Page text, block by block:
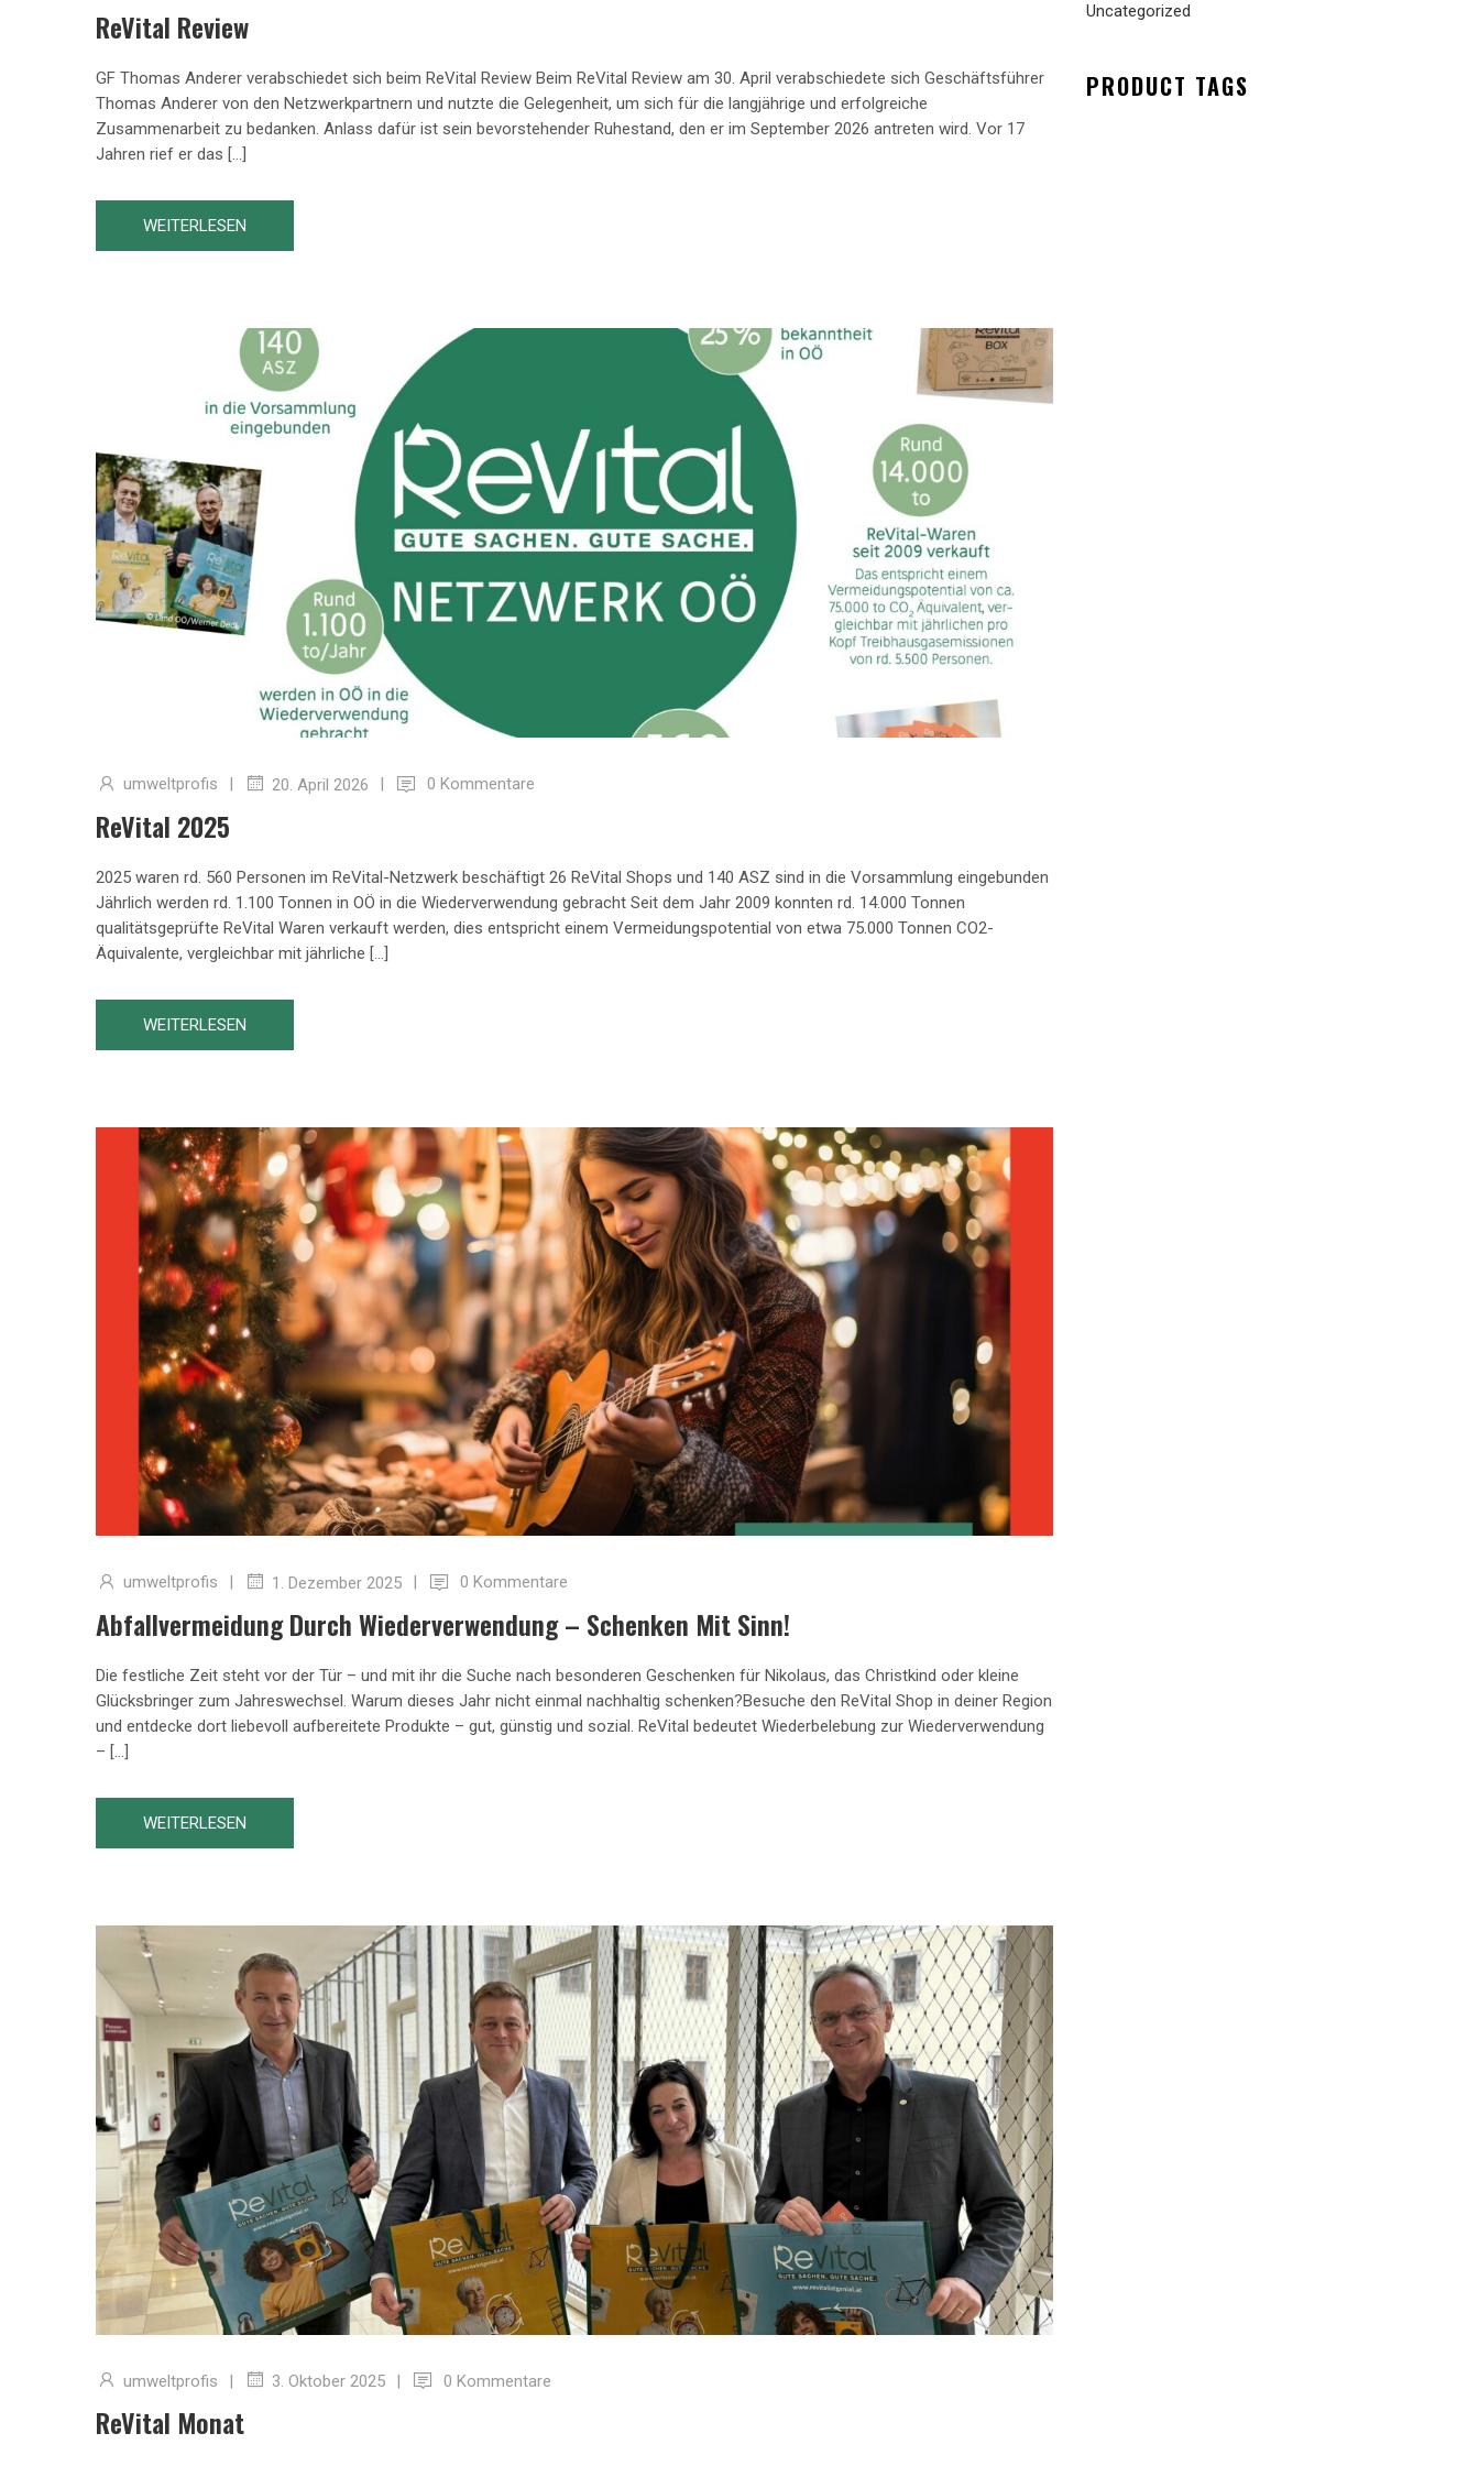
ReVital Review
GF Thomas Anderer verabschiedet sich beim ReVital Review Beim ReVital Review am 30. April verabschiedete sich Geschäftsführer
Thomas Anderer von den Netzwerkpartnern und nutzte die Gelegenheit, um sich für die langjährige und erfolgreiche
Zusammenarbeit zu bedanken. Anlass dafür ist sein bevorstehender Ruhestand, den er im September 2026 antreten wird. Vor 17
Jahren rief er das […]
WEITERLESEN
umweltprofis | 20. April 2026 | 0 Kommentare
ReVital 2025
2025 waren rd. 560 Personen im ReVital-Netzwerk beschäftigt 26 ReVital Shops und 140 ASZ sind in die Vorsammlung eingebunden
Jährlich werden rd. 1.100 Tonnen in OÖ in die Wiederverwendung gebracht Seit dem Jahr 2009 konnten rd. 14.000 Tonnen
qualitätsgeprüfte ReVital Waren verkauft werden, dies entspricht einem Vermeidungspotential von etwa 75.000 Tonnen CO2-
Äquivalente, vergleichbar mit jährliche […]
WEITERLESEN
umweltprofis 1. Dezember 2025 0 Kommentare
Abfallvermeidung Durch Wiederverwendung – Schenken Mit Sinn!
Die festliche Zeit steht vor der Tür – und mit ihr die Suche nach besonderen Geschenken für Nikolaus, das Christkind oder kleine
Glücksbringer zum Jahreswechsel. Warum dieses Jahr nicht einmal nachhaltig schenken?Besuche den ReVital Shop in deiner Region
und entdecke dort liebevoll aufbereitete Produkte – gut, günstig und sozial. ReVital bedeutet Wiederbelebung zur Wiederverwendung
– […]
WEITERLESEN
umweltprofis | 3. Oktober 2025 | 0 Kommentare
ReVital Monat
Uncategorized
PRODUCT TAGS